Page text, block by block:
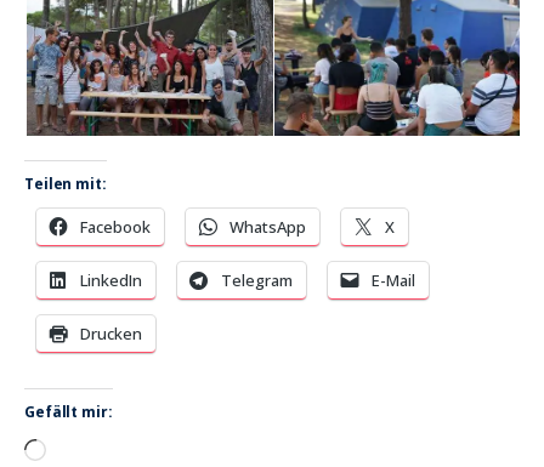
Teilen mit:
Facebook WhatsApp X
LinkedIn Telegram E-Mail
Drucken
Gefällt mir:
Wird